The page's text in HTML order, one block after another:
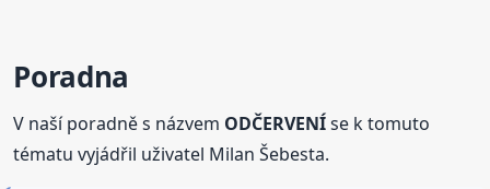
Poradna
V naší poradně s názvem ODČERVENÍse k tomuto
tématu vyjádřil uživatel Milan Šebesta.